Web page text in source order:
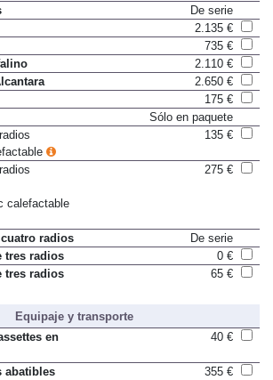
De serie
2.135 €
735 €
2.110 €
2.650 €
175 €
Sólo en paquete
135 €
calefactable
275 €
radios
De serie
tres radios
0 €
tres radios
65 €
Equipaje y transporte
en
40 €
abatibles
355 €